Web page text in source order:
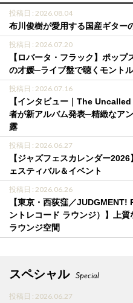
投稿日 : 2026.08.04
布川俊樹が愛用する国産ギター
投稿日 : 2026.07.20
【ロバータ・フラック】ポッ
の才媛─ライブ盤で聴くモント
投稿日 : 2026.07.16
【インタビュー｜The
者が新アルバム発表─精緻なア
露
投稿日 : 2026.06.27
【ジャズフェスカレンダー
ェスティバル＆イベント
投稿日 : 2026.06.26
【東京・西荻窪／
ントレコード ラウンジ）】上
ラウンジ空間
スペシャル Special
投稿日 : 2026.06.27